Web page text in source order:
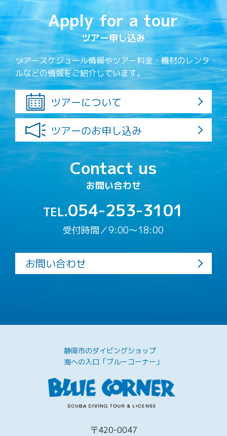
Apply for a tour
ツアー申し込み
ツアースケジュール情報やツアー料金・機材のレンタ
ルなどの情報をご紹介しています。
ツアーについて
ツアーのお申し込み
Contact us
お問い合わせ
TEL.054-253-3101
受付時間／9:00〜18:00
お問い合わせ
静岡市のダイビングショップ
海への入口「ブルーコーナー」
〒420-0047